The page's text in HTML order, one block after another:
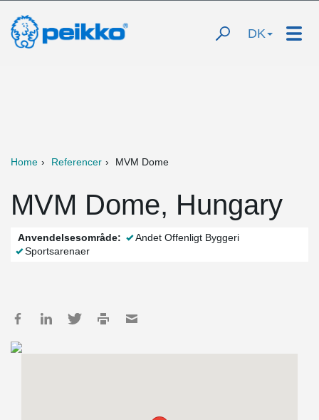
DK
Home Referencer MVM Dome
MVM Dome, Hungary
Anvendelsesområde:
Andet Offenligt Byggeri
Sportsarenaer